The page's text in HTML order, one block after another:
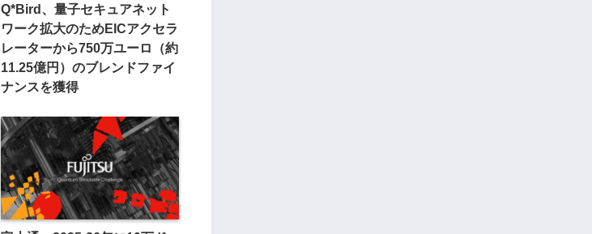
Q*Bird、量子セキュアネット
ワーク拡大のためEICアクセラ
レーターから750万ユーロ（約
11.25億円）のブレンドファイ
ナンスを獲得